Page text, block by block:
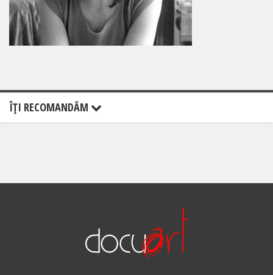
ÎŢI RECOMANDĂM